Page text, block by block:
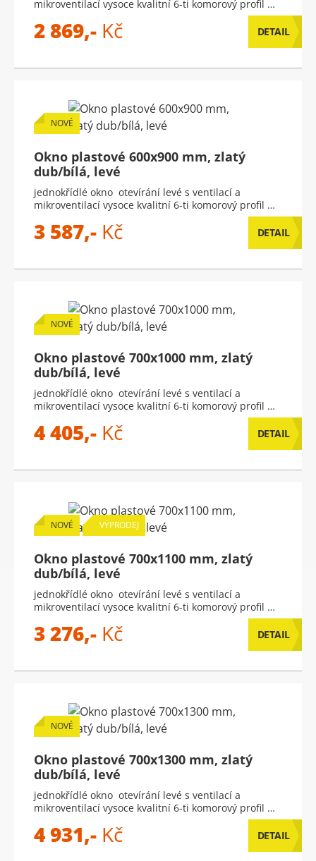
mikroventilací vysoce kvalitní 6-ti komorový profil …
2 869,- Kč DETAIL
NOVÉ
Okno plastové 600x900 mm, zlatý
dub/bílá, levé
jednokřídlé okno otevírání levé s ventilací a
mikroventilací vysoce kvalitní 6-ti komorový profil …
3 587,- Kč DETAIL
NOVÉ
Okno plastové 700x1000 mm, zlatý
dub/bílá, levé
jednokřídlé okno otevírání levé s ventilací a
mikroventilací vysoce kvalitní 6-ti komorový profil …
4 405,- Kč DETAIL
NOVÉ VÝPRODEJ
Okno plastové 700x1100 mm, zlatý
dub/bílá, levé
jednokřídlé okno otevírání levé s ventilací a
mikroventilací vysoce kvalitní 6-ti komorový profil …
3 276,- Kč DETAIL
NOVÉ
Okno plastové 700x1300 mm, zlatý
dub/bílá, levé
jednokřídlé okno otevírání levé s ventilací a
mikroventilací vysoce kvalitní 6-ti komorový profil …
4 931,- Kč DETAIL